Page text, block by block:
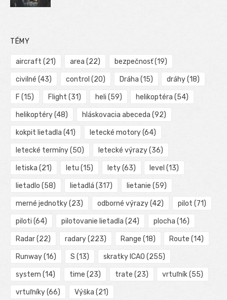
TÉMY
aircraft (21) area (22) bezpečnosť(19)
civilné (43) control (20) Dráha (15) dráhy(18)
F (15) Flight (31) heli (59) helikoptéra (54)
helikoptéry(48) hláskovacia abeceda (92)
kokpit lietadla (41) letecké motory(64)
letecké termíny(50) letecké výrazy(36)
letiska (21) letu (15) lety(63) level (13)
lietadlo (58) lietadlá (317) lietanie (59)
merné jednotky(23) odborné výrazy(42) pilot (71)
piloti (64) pilotovanie lietadla (24) plocha (16)
Radar(22) radary(223) Range (18) Route (14)
Runway(16) S (13) skratky ICAO (255)
system (14) time (23) trate (23) vrtuľník(55)
vrtuľníky(66) Výška (21)